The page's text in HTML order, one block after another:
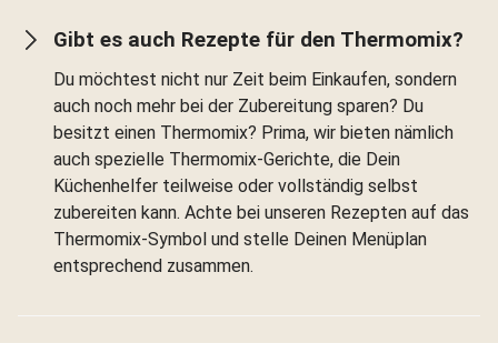
Gibt es auch Rezepte für den Thermomix?
Du möchtest nicht nur Zeit beim Einkaufen, sondern
auch noch mehr bei der Zubereitung sparen? Du
besitzt einen Thermomix? Prima, wir bieten nämlich
auch spezielle Thermomix-Gerichte, die Dein
Küchenhelfer teilweise oder vollständig selbst
zubereiten kann. Achte bei unseren Rezepten auf das
Thermomix-Symbol und stelle Deinen Menüplan
entsprechend zusammen.